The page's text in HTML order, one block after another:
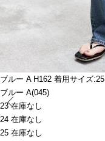
ブルー A H162 着用サイズ:25
ブルー A(045)
23 在庫なし
24 在庫なし
25 在庫なし
Prev